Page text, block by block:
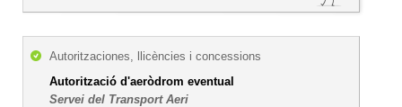
Autoritzaciones, llicències i concessions
Autorització d'aeròdrom eventual
Servei del Transport Aeri